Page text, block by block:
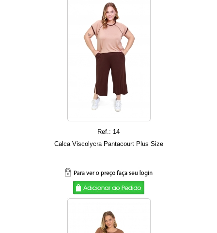
Ref.: 14
Calca Viscolycra Pantacourt Plus Size